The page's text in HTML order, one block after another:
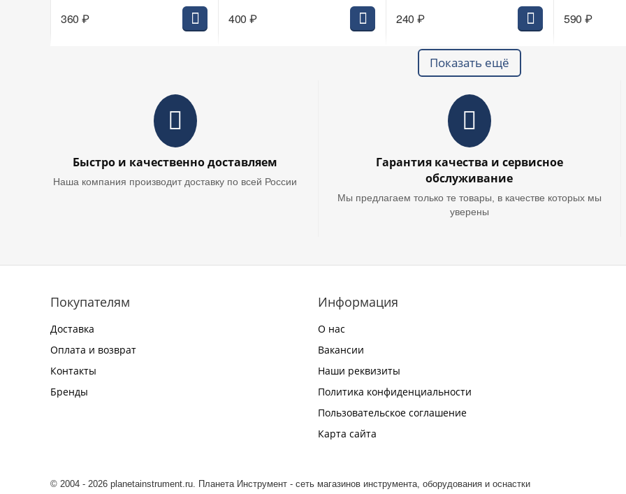
360 ₽ 400 ₽ 240 ₽ 590 ₽
Показать ещё
Быстро и качественно доставляем
Наша компания производит доставку по всей России
Гарантия качества и сервисное
обслуживание
Мы предлагаем только те товары, в качестве которых мы
уверены
Покупателям
Доставка
Оплата и возврат
Контакты
Бренды
Информация
О нас
Вакансии
Наши реквизиты
Политика конфиденциальности
Пользовательское соглашение
Карта сайта
© 2004 - 2026 planetainstrument.ru. Планета Инструмент - сеть магазинов инструмента, оборудования и оснастки